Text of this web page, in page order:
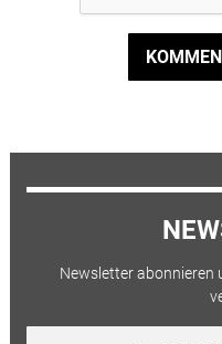
Newsletter abonnieren